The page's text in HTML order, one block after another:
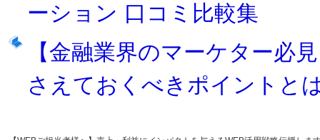
ーション 口コミ比較集
【金融業界のマーケター必
さえておくべきポイントと